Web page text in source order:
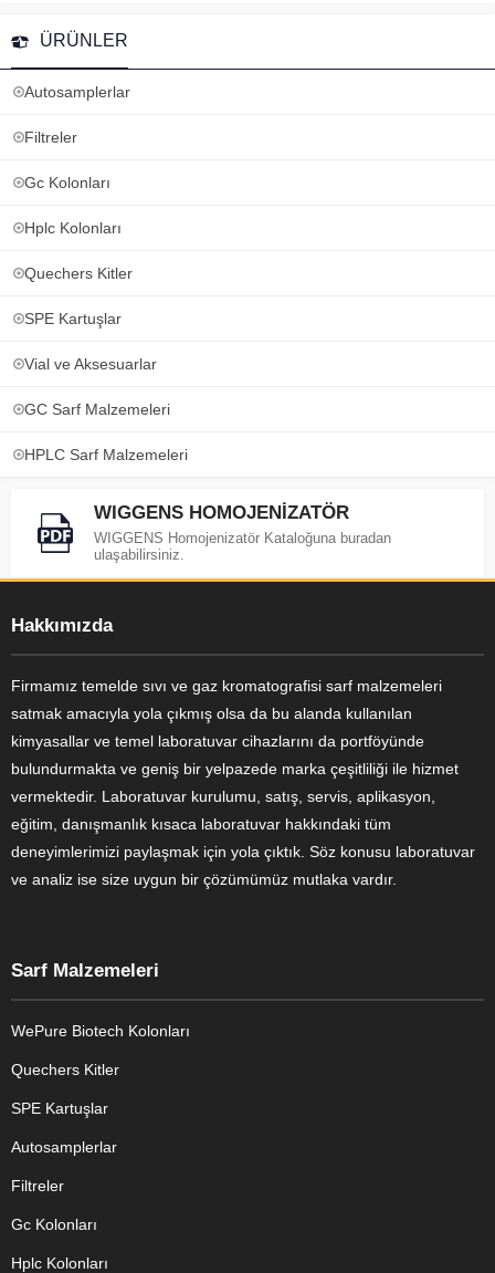
ÜRÜNLER
Autosamplerlar
Filtreler
Gc Kolonları
Hplc Kolonları
Quechers Kitler
SPE Kartuşlar
Vial ve Aksesuarlar
GC Sarf Malzemeleri
HPLC Sarf Malzemeleri
WIGGENS HOMOJENİZATÖR
WIGGENS Homojenizatör Kataloğuna buradan
ulaşabilirsiniz.
Hakkımızda
Firmamız temelde sıvı ve gaz kromatografisi sarf malzemeleri
satmak amacıyla yola çıkmış olsa da bu alanda kullanılan
kimyasallar ve temel laboratuvar cihazlarını da portföyünde
bulundurmakta ve geniş bir yelpazede marka çeşitliliği ile hizmet
vermektedir. Laboratuvar kurulumu, satış, servis, aplikasyon,
eğitim, danışmanlık kısaca laboratuvar hakkındaki tüm
deneyimlerimizi paylaşmak için yola çıktık. Söz konusu laboratuvar
ve analiz ise size uygun bir çözümümüz mutlaka vardır.
Sarf Malzemeleri
WePure Biotech Kolonları
Quechers Kitler
SPE Kartuşlar
Autosamplerlar
Filtreler
Gc Kolonları
Hplc Kolonları